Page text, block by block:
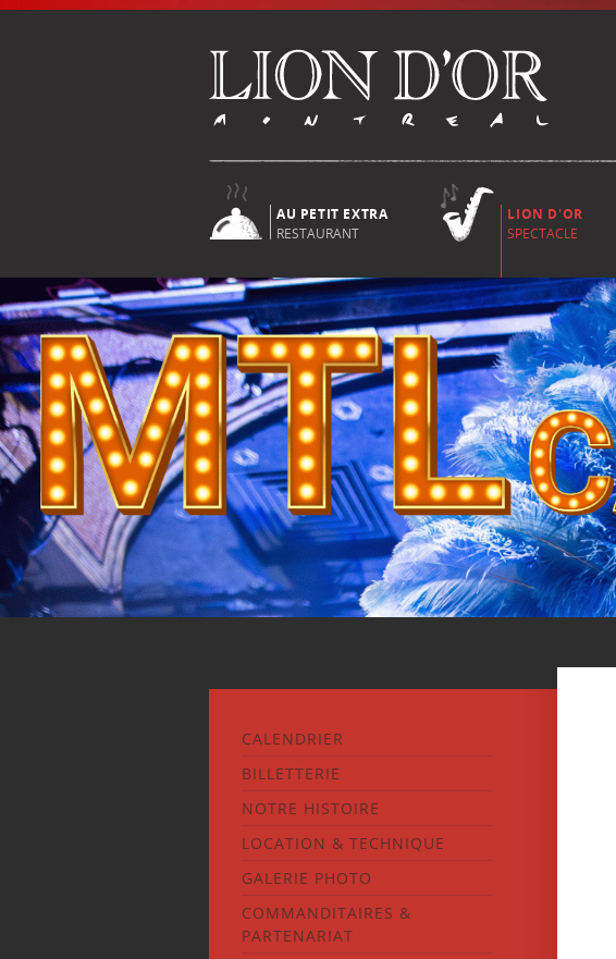
AU PETIT EXTRA
RESTAURANT
LION D'OR
SPECTACLE
CALENDRIER
BILLETTERIE
NOTRE HISTOIRE
LOCATION & TECHNIQUE
GALERIE PHOTO
COMMANDITAIRES &
PARTENARIAT